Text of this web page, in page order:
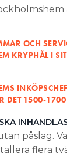
OCH
KRYPHÅL I
DET 1500-
påslag.
flera